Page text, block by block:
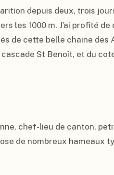
depuis deux, trois
les 1000 m. J’ai profité de
de cette belle chaine des
St Benoît, et du
chef-lieu de canton,
de nombreux hameaux